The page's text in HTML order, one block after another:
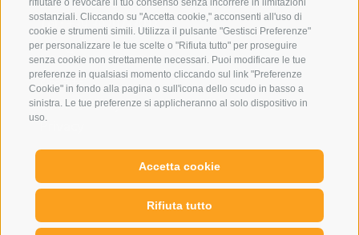
rifiutare o revocare il tuo consenso senza incorrere in limitazioni
sostanziali. Cliccando su "Accetta cookie," acconsenti all'uso di
cookie e strumenti simili. Utilizza il pulsante "Gestisci Preferenze"
per personalizzare le tue scelte o "Rifiuta tutto" per proseguire
senza cookie non strettamente necessari. Puoi modificare le tue
preferenze in qualsiasi momento cliccando sul link "Preferenze
Cookie" in fondo alla pagina o sull'icona dello scudo in basso a
sinistra. Le tue preferenze si applicheranno al solo dispositivo in
uso.
Accetta cookie
Rifiuta tutto
Tel.:+39 3929733013
info@eirldolomites.com
Credits
Cookie Policy
Privacy
Preferenze Cookies